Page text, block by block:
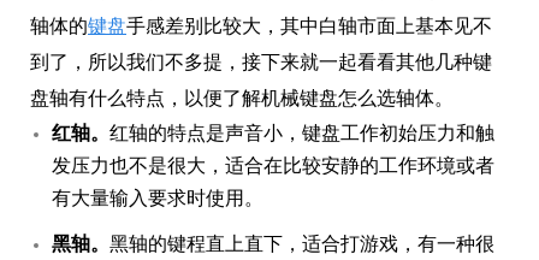
轴体的键盘手感差别比较大，其中白轴市面上基本见不
到了，所以我们不多提，接下来就一起看看其他几种键
盘轴有什么特点，以便了解机械键盘怎么选轴体。
红轴。 红轴的特点是声音小，键盘工作初始压力和触
发压力也不是很大，适合在比较安静的工作环境或者
有大量输入要求时使用。
黑轴。 黑轴的键程直上直下，适合打游戏，有一种很